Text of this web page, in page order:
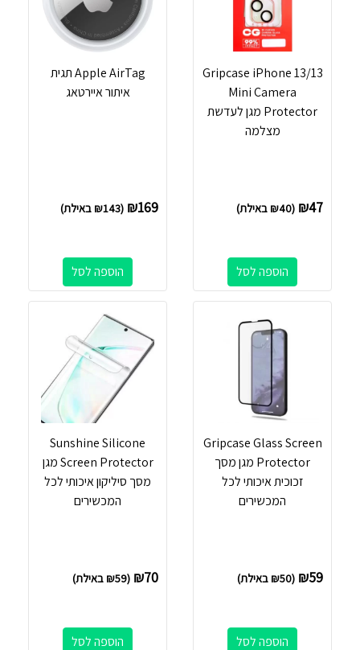
Gripcase iPhone 13/13
Mini Camera
Protector מגן לעדשת
מצלמה
₪47
(
₪40 באילת)
הוספה לסל
Apple AirTag תגית
איתור איירטאג
₪169
(
₪143 באילת)
הוספה לסל
Gripcase Glass Screen
Protector מגן מסך
זכוכית איכותי לכל
המכשירים
₪59
(
₪50 באילת)
הוספה לסל
Sunshine Silicone
Screen Protector מגן
מסך סיליקון איכותי לכל
המכשירים
₪70
(
₪59 באילת)
הוספה לסל